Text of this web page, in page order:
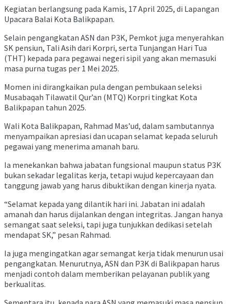
Kegiatan berlangsung pada Kamis, 17 April 2025, di Lapangan
Upacara Balai Kota Balikpapan.
Selain pengangkatan ASN dan P3K, Pemkot juga menyerahkan
SK pensiun, Tali Asih dari Korpri, serta Tunjangan Hari Tua
(THT) kepada para pegawai negeri sipil yang akan memasuki
masa purna tugas per 1 Mei 2025.
Momen ini dirangkaikan pula dengan pembukaan seleksi
Musabaqah Tilawatil Qur’an (MTQ) Korpri tingkat Kota
Balikpapan tahun 2025.
Wali Kota Balikpapan, Rahmad Mas’ud, dalam sambutannya
menyampaikan apresiasi dan ucapan selamat kepada seluruh
pegawai yang menerima amanah baru.
Ia menekankan bahwa jabatan fungsional maupun status P3K
bukan sekadar legalitas kerja, tetapi wujud kepercayaan dan
tanggung jawab yang harus dibuktikan dengan kinerja nyata.
“Selamat kepada yang dilantik hari ini. Jabatan ini adalah
amanah dan harus dijalankan dengan integritas. Jangan hanya
semangat saat seleksi, tapi juga tunjukkan dedikasi setelah
mendapat SK,” pesan Rahmad.
Ia juga mengingatkan agar semangat kerja tidak menurun usai
pengangkatan. Menurutnya, ASN dan P3K di Balikpapan harus
menjadi contoh dalam memberikan pelayanan publik yang
berkualitas.